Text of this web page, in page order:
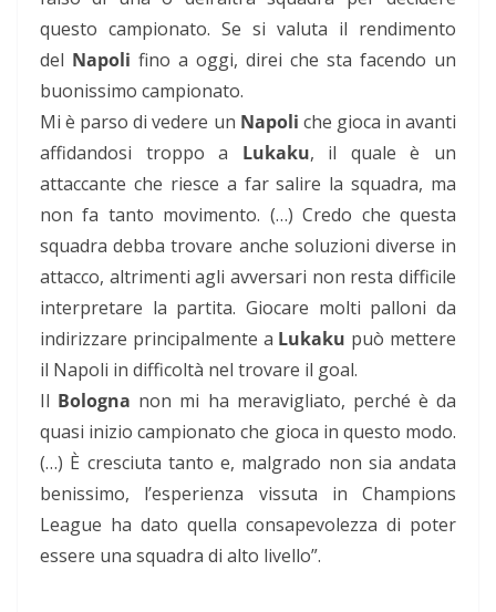
questo campionato. Se si valuta il rendimento
del Napoli fino a oggi, direi che sta facendo un
buonissimo campionato.
Mi è parso di vedere un Napoli che gioca in avanti
affidandosi troppo a Lukaku, il quale è un
attaccante che riesce a far salire la squadra, ma
non fa tanto movimento. (…) Credo che questa
squadra debba trovare anche soluzioni diverse in
attacco, altrimenti agli avversari non resta difficile
interpretare la partita. Giocare molti palloni da
indirizzare principalmente a Lukaku può mettere
il Napoli in difficoltà nel trovare il goal.
Il Bologna non mi ha meravigliato, perché è da
quasi inizio campionato che gioca in questo modo.
(…) È cresciuta tanto e, malgrado non sia andata
benissimo, l’esperienza vissuta in Champions
League ha dato quella consapevolezza di poter
essere una squadra di alto livello”.